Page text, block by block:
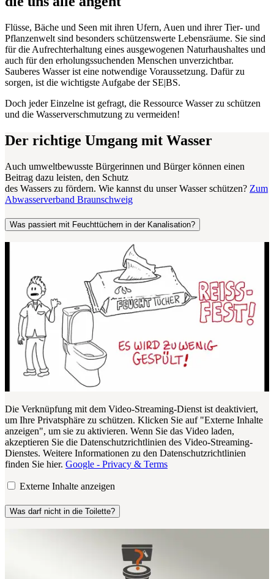
Flüsse, Bäche und Seen mit ihren Ufern, Auen und ihrer Tier- und
Pflanzenwelt sind besonders schützenswerte Lebensräume. Sie sind
für die Aufrechterhaltung eines ausgewogenen Naturhaushaltes und
auch für den erholungssuchenden Menschen unverzichtbar.
Sauberes Wasser ist eine notwendige Voraussetzung. Dafür zu
sorgen, ist die wichtigste Aufgabe der SE|BS.
Doch jeder Einzelne ist gefragt, die Ressource Wasser zu schützen
und die Wasserverschmutzung zu vermeiden!
Der richtige Umgang mit Wasser
Auch umweltbewusste Bürgerinnen und Bürger können einen
Beitrag dazu leisten, den Schutz
des Wassers zu fördern. Wie kannst du unser Wasser schützen? Zum
Abwasserverband Braunschweig
Was passiert mit Feuchttüchern in der Kanalisation?
Die Verknüpfung mit dem Video-Streaming-Dienst ist deaktiviert,
um Ihre Privatsphäre zu schützen. Klicken Sie auf "Externe Inhalte
anzeigen", um sie zu aktivieren. Wenn Sie das Video laden,
akzeptieren Sie die Datenschutzrichtlinien des Video-Streaming-
Dienstes. Weitere Informationen zu den Datenschutzrichtlinien
finden Sie hier. Google - Privacy & Terms
Externe Inhalte anzeigen
Was darf nicht in die Toilette?